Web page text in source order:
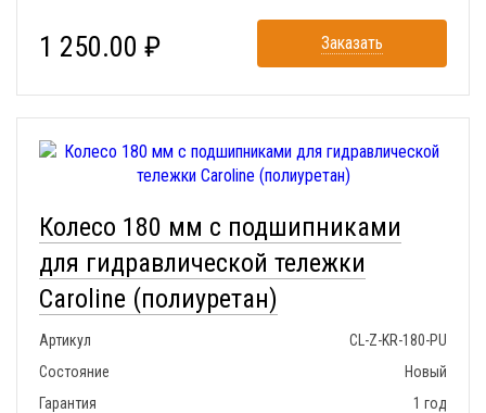
1 250.00 ₽ Заказать
Колесо 180 мм с подшипниками
для гидравлической тележки
Caroline (полиуретан)
Артикул
CL-Z-KR-180-PU
Состояние
Новый
Гарантия
1 год